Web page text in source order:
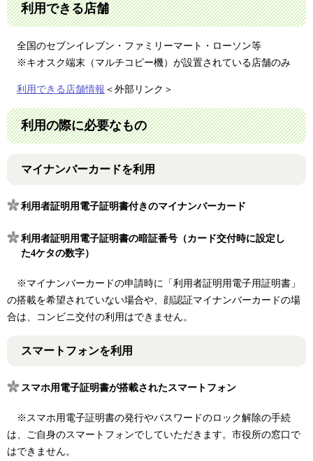
利用できる店舗
全国のセブンイレブン・ファミリーマート・ローソン等
※キオスク端末（マルチコピー機）が設置されている店舗のみ
利用できる店舗情報 ＜外部リンク＞
利用の際に必要なもの
マイナンバーカードを利用
利用者証明用電子証明書付きのマイナンバーカード
利用者証明用電子証明書の暗証番号（カード交付時に設定し
た4ケタの数字）
※マイナンバーカードの申請時に「利用者証明用電子用証明書」
の搭載を希望されていない場合や、顔認証マイナンバーカードの場
合は、コンビニ交付の利用はできません。
スマートフォンを利用
スマホ用電子証明書が搭載されたスマートフォン
​ ※スマホ用電子証明書の発行やパスワードのロック解除の手続
は、ご自身のスマートフォンでしていただきます。市役所の窓口で
はできません。